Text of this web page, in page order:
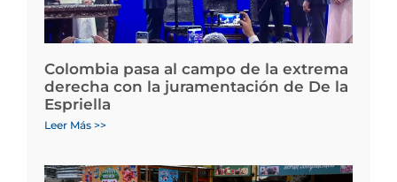
Colombia pasa al campo de la extrema
derecha con la juramentación de De la
Espriella
Leer Más >>